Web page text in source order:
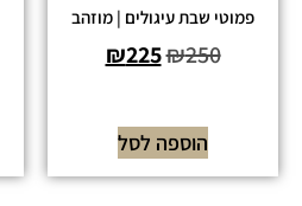
פמוטי שבת עיגולים | מוזהב
₪250
₪225
הוספה לסל